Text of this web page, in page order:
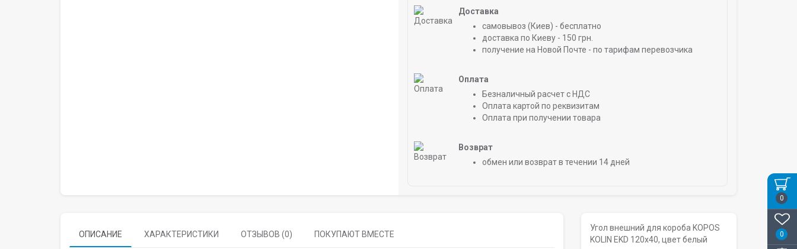
0
0
Доставка
самовывоз (Киев) - бесплатно
доставка по Киеву - 150 грн.
получение на Новой Почте - по тарифам перевозчика
Оплата
Безналичный расчет с НДС
Оплата картой по реквизитам
Оплата при получении товара
Возврат
обмен или возврат в течении 14 дней
ОПИСАНИЕ ХАРАКТЕРИСТИКИ ОТЗЫВОВ (0) ПОКУПАЮТ ВМЕСТЕ
Угол внешний для короба KOPOS
KOLIN EKD 120х40, цвет белый